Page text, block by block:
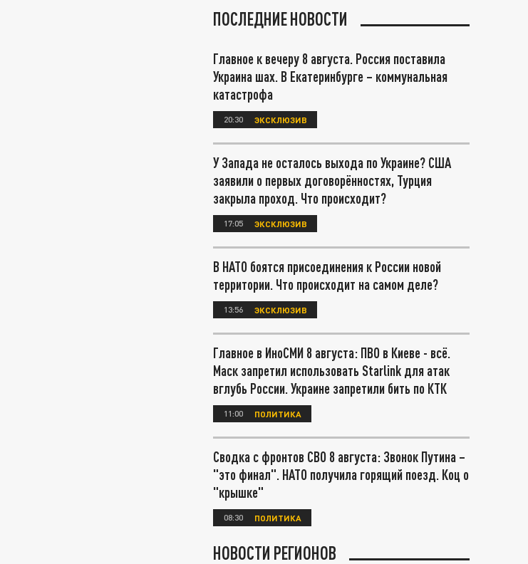
ПОСЛЕДНИЕ НОВОСТИ
Главное к вечеру 8 августа. Россия поставила
Украина шах. В Екатеринбурге – коммунальная
катастрофа
20:30 ЭКСКЛЮЗИВ
У Запада не осталось выхода по Украине? США
заявили о первых договорённостях, Турция
закрыла проход. Что происходит?
17:05 ЭКСКЛЮЗИВ
В НАТО боятся присоединения к России новой
территории. Что происходит на самом деле?
13:56 ЭКСКЛЮЗИВ
Главное в ИноСМИ 8 августа: ПВО в Киеве - всё.
Маск запретил использовать Starlink для атак
вглубь России. Украине запретили бить по КТК
11:00 ПОЛИТИКА
Сводка с фронтов СВО 8 августа: Звонок Путина –
"это финал". НАТО получила горящий поезд. Коц о
"крышке"
08:30 ПОЛИТИКА
НОВОСТИ РЕГИОНОВ